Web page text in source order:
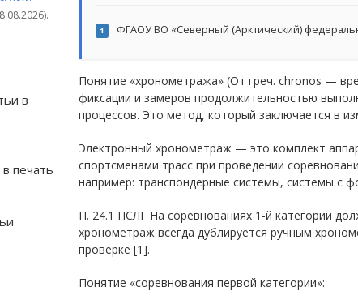
в
печать
1 ФГАОУ ВО «Северный (Арктический)
Понятие «хронометража» (От греч. chronos —
фиксации и замеров продолжительностью
процессов. Это метод, который заключается в
Электронный хронометраж — это комплект
спортсменами трасс при проведении
например: транспондерные системы, системы с
П. 24.1 ПСЛГ На соревнованиях 1-й категории
хронометраж всегда дублируется ручным
проверке [1].
Понятие «соревнования первой категории»: